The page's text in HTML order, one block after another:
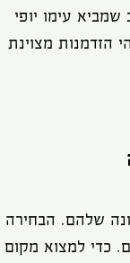
עימו יופי
הזדמנות מצוינת
שלהם. הבחירה
כדי למצוא מקום